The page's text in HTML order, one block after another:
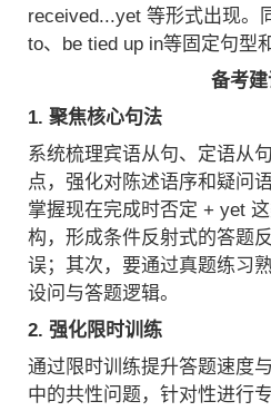
received...yet 等形式出现。
to、be tied up in等固定句型
备考
1. 聚焦核心句法
系统梳理宾语从句、定语从
点，强化对陈述语序和疑问
掌握现在完成时否定 + yet
构，形成条件反射式的答题
误；其次，要通过真题练习
设问与答题逻辑。
2. 强化限时训练
通过限时训练提升答题速度
中的共性问题，针对性进行